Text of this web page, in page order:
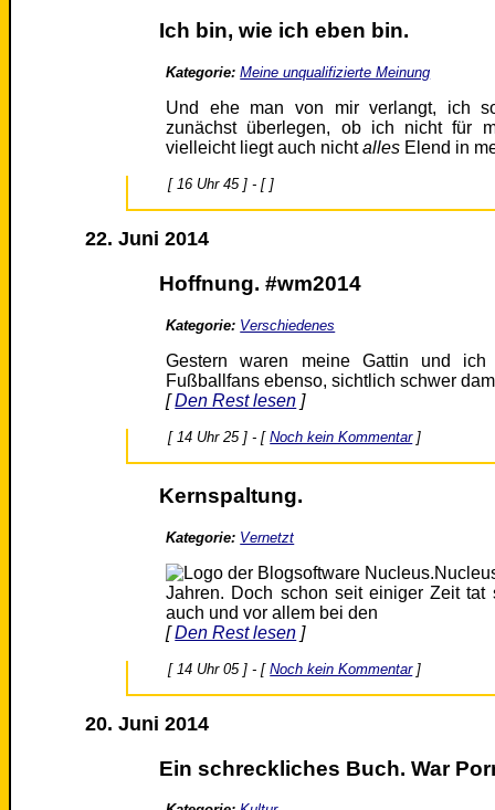
Ich bin, wie ich eben bin.
Kategorie: Meine unqualifizierte Meinung
Und ehe man von mir verlangt, ich
zunächst überlegen, ob ich nicht für
vielleicht liegt auch nichtalles Elend in
[ 16 Uhr 45 ] - [ ]
22. Juni 2014
Hoffnung. #wm2014
Kategorie: Verschiedenes
Gestern waren meine Gattin und
Fußballfans ebenso, sichtlich schwer
[Den Rest lesen ]
[ 14 Uhr 25 ] - [Noch kein Kommentar]
Kernspaltung.
Kategorie: Vernetzt
Jahren. Doch schon seit einiger Zeit
auch und vor allem bei den
[Den Rest lesen ]
[ 14 Uhr 05 ] - [Noch kein Kommentar]
20. Juni 2014
Ein schreckliches Buch. War